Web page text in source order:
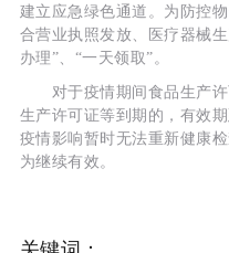
建立应急绿色通道。为防控
合营业执照发放、医疗器械
办理”、“一天领取”。
对于疫情期间食品生产许
生产许可证等到期的，有效
疫情影响暂时无法重新健康
为继续有效。